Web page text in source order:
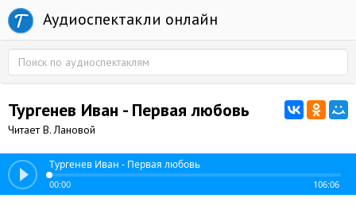
Аудиоспектакли онлайн
Тургенев Иван - Первая любовь
Читает В. Лановой
Тургенев Иван - Первая любовь
00:00 106:06